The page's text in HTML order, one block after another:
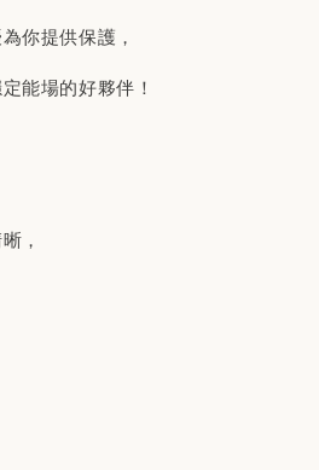
你提供保護，
能場的好夥伴！
，